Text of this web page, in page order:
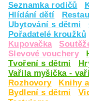
Seznamka rodičů
Hlídání dětí
Ubytování s dětmi
Pořadatelé kroužků
Kupovačka
Slevové vouchery
Tvoření s dětmi
Vařila myšička -
Rozhovory
Knihy
Bydlení s dětmi